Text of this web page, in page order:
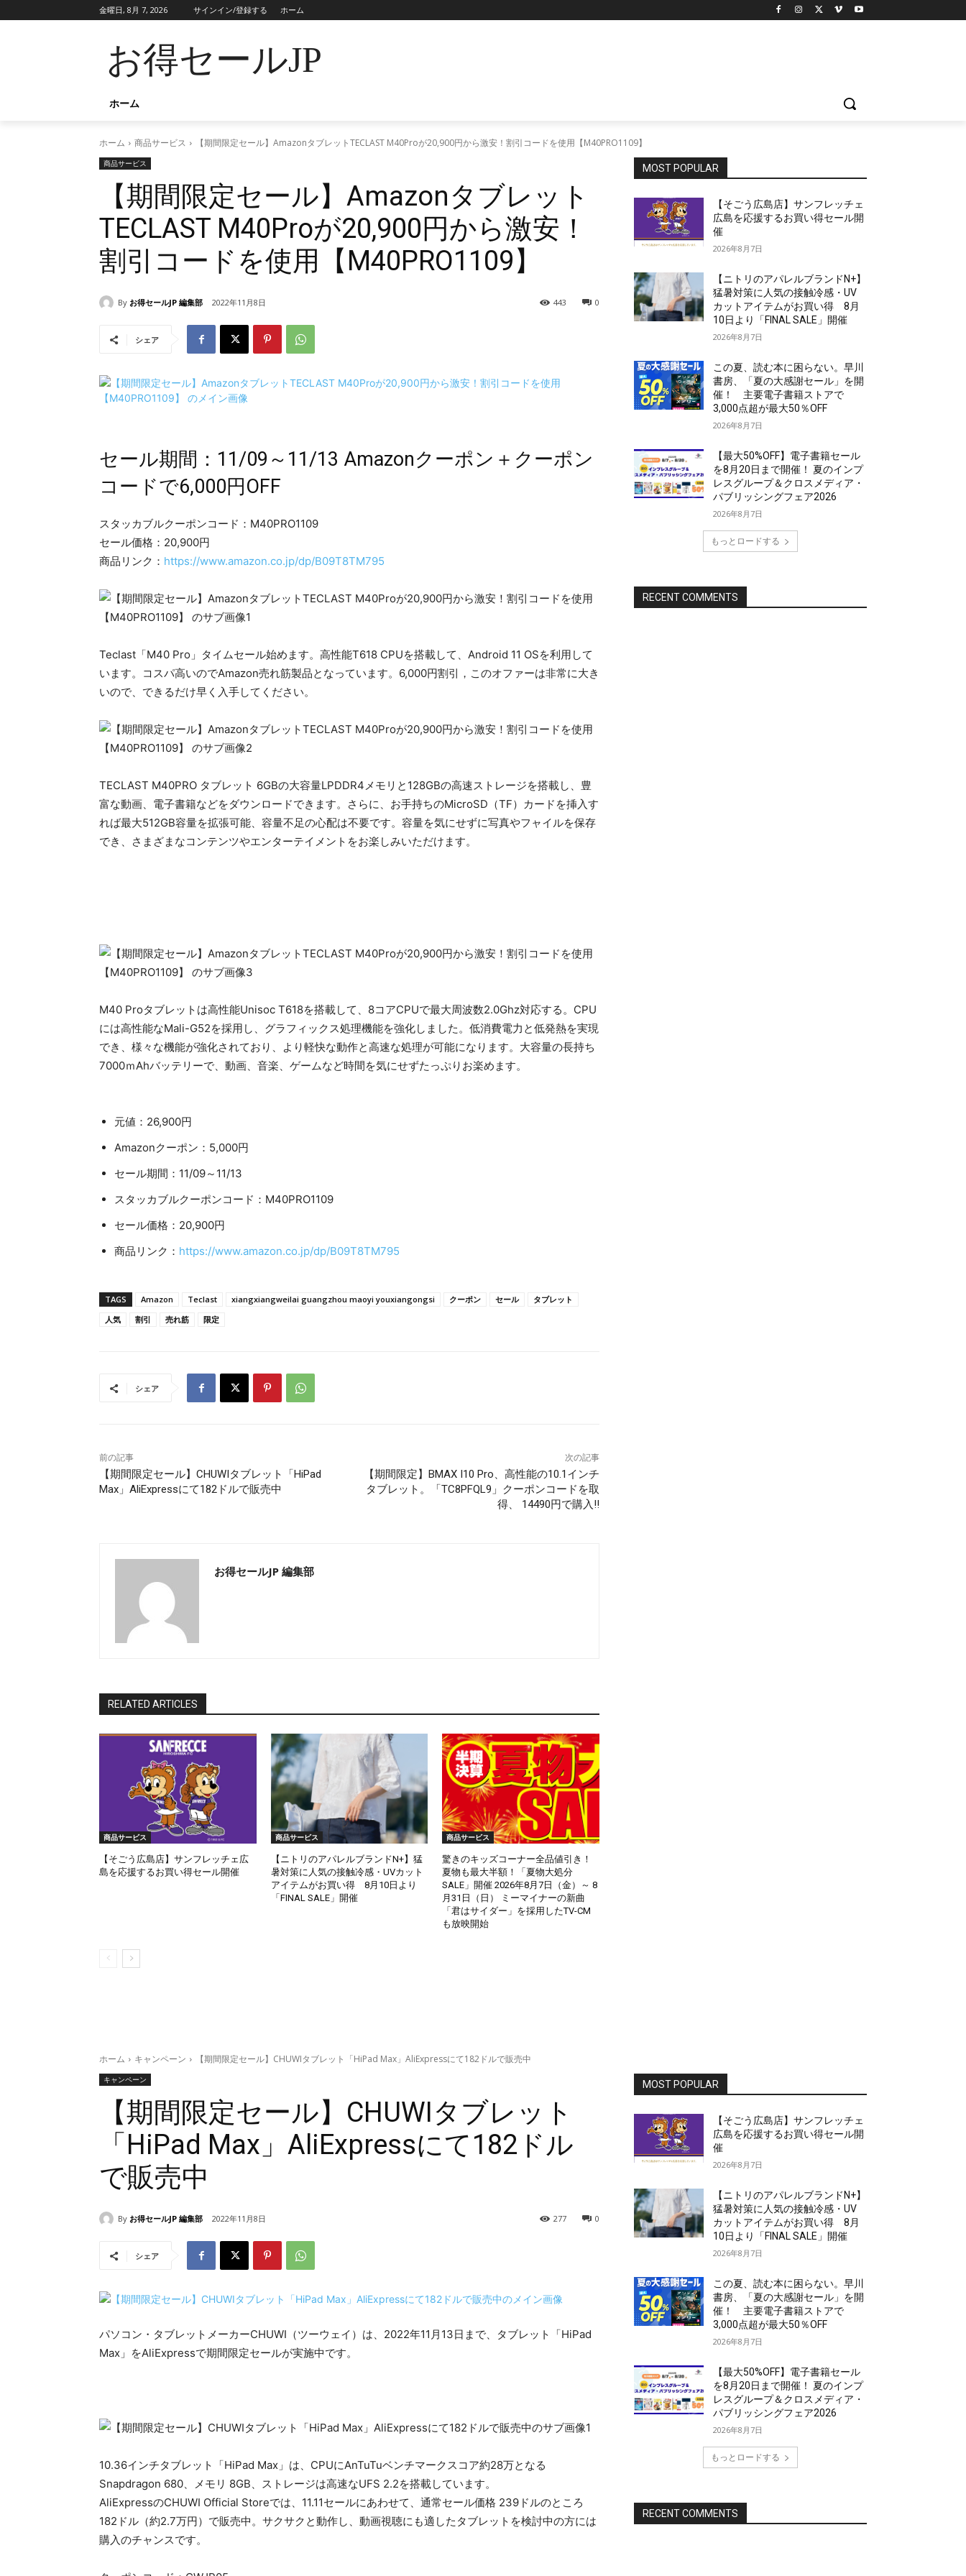
金曜日, 8月 7, 2026 サインイン/登録する ホーム
お得セールJP
ホーム
ホーム 商品サービス 【期間限定セール】AmazonタブレットTECLAST M40Proが20,900円から激安！割引コードを使用【M40PRO1109】
商品サービス
【期間限定セール】Amazonタブレット
TECLAST M40Proが20,900円から激安！
割引コードを使用【M40PRO1109】
By お得セールJP 編集部 2022年11月8日 0
443
シェア
セール期間：11/09～11/13 Amazonクーポン＋クーポン
コードで6,000円OFF
スタッカブルクーポンコード：M40PRO1109
セール価格：20,900円
商品リンク： https://www.amazon.co.jp/dp/B09T8TM795
Teclast「M40 Pro」タイムセール始めます。高性能T618 CPUを搭載して、Android 11 OSを利用して
います。コスパ高いのでAmazon売れ筋製品となっています。6,000円割引，このオファーは非常に大き
いので、できるだけ早く入手してください。
TECLAST M40PRO タブレット 6GBの大容量LPDDR4メモリと128GBの高速ストレージを搭載し、豊
富な動画、電子書籍などをダウンロードできます。さらに、お手持ちのMicroSD（TF）カードを挿入す
れば最大512GB容量を拡張可能、容量不足の心配は不要です。容量を気にせずに写真やフャイルを保存
でき、さまざまなコンテンツやエンターテイメントをお楽しみいただけます。
M40 Proタブレットは高性能Unisoc T618を搭載して、8コアCPUで最大周波数2.0Ghz対応する。CPU
には高性能なMali-G52を採用し、グラフィックス処理機能を強化しました。低消費電力と低発熱を実現
でき、様々な機能が強化されており、より軽快な動作と高速な処理が可能になります。大容量の長持ち
7000ｍAhバッテリーで、動画、音楽、ゲームなど時間を気にせずたっぷりお楽めます。
元値：26,900円
Amazonクーポン：5,000円
セール期間：11/09～11/13
スタッカブルクーポンコード：M40PRO1109
セール価格：20,900円
商品リンク： https://www.amazon.co.jp/dp/B09T8TM795
TAGS Amazon Teclast xiangxiangweilai guangzhou maoyi youxiangongsi クーポン セール
タブレット
人気
割引 売れ筋 限定
シェア
前の記事
【期間限定セール】CHUWIタブレット「HiPad
Max」AliExpressにて182ドルで販売中
次の記事
【期間限定】BMAX I10 Pro、高性能の10.1インチ
タブレット。「TC8PFQL9」クーポンコードを取
得、 14490円で購入!!
お得セールJP 編集部
RELATED ARTICLES
商品サービス
【そごう広島店】サンフレッチェ広
島を応援するお買い得セール開催
商品サービス
【ニトリのアパレルブランドN+】猛
暑対策に人気の接触冷感・UVカット
アイテムがお買い得 8月10日より
「FINAL SALE」開催
商品サービス
驚きのキッズコーナー全品値引き！
夏物も最大半額！「夏物大処分
SALE」開催 2026年8月7日（金）～ 8
月31日（日） ミーマイナーの新曲
「君はサイダー」を採用したTV-CM
も放映開始
MOST POPULAR
【そごう広島店】サンフレッチェ
広島を応援するお買い得セール開
催
2026年8月7日
【ニトリのアパレルブランドN+】
猛暑対策に人気の接触冷感・UV
カットアイテムがお買い得 8月
10日より「FINAL SALE」開催
2026年8月7日
この夏、読む本に困らない。早川
書房、「夏の大感謝セール」を開
催！ 主要電子書籍ストアで
3,000点超が最大50％OFF
2026年8月7日
【最大50%OFF】電子書籍セール
を8月20日まで開催！ 夏のインプ
レスグループ＆クロスメディア・
パブリッシングフェア2026
2026年8月7日
もっとロードする
RECENT COMMENTS